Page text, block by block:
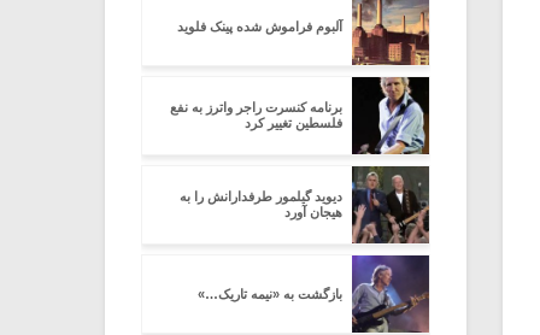
آلبوم فراموش شده پینک فلوید
برنامه کنسرت راجر واترز به نفع
فلسطین تغییر کرد
دیوید گیلمور طرفدارانش را به
هیجان آورد
بازگشت به «نیمه تاریک…»